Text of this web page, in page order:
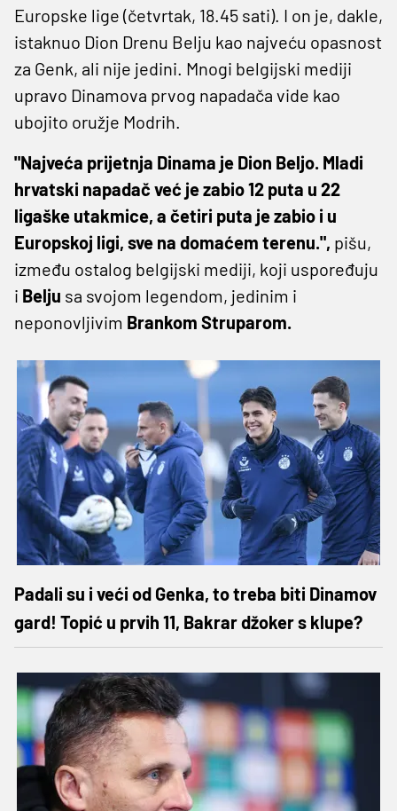
Europske lige (četvrtak, 18.45 sati). I on je, dakle,
istaknuo Dion Drenu Belju kao najveću opasnost
za Genk, ali nije jedini. Mnogi belgijski mediji
upravo Dinamova prvog napadača vide kao
ubojito oružje Modrih.
"Najveća prijetnja Dinama je Dion Beljo. Mladi
hrvatski napadač već je zabio 12 puta u 22
ligaške utakmice, a četiri puta je zabio i u
Europskoj ligi, sve na domaćem terenu.", pišu,
između ostalog belgijski mediji, koji uspoređuju
i Belju sa svojom legendom, jedinim i
neponovljivim Brankom Struparom.
Padali su i veći od Genka, to treba biti Dinamov
gard! Topić u prvih 11, Bakrar džoker s klupe?